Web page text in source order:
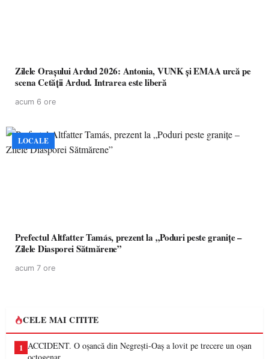
Zilele Orașului Ardud 2026: Antonia, VUNK și EMAA urcă pe
scena Cetății Ardud. Intrarea este liberă
acum 6 ore
LOCALE
Prefectul Altfatter Tamás, prezent la „Poduri peste granițe –
Zilele Diasporei Sătmărene”
acum 7 ore
CELE MAI CITITE
1 ACCIDENT. O oșancă din Negrești-Oaș a lovit pe trecere un oșan